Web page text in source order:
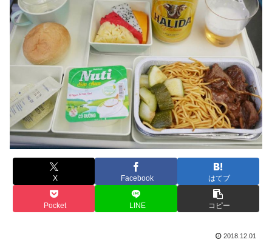
X Facebook はてブ
Pocket LINE コピー
2018.12.01